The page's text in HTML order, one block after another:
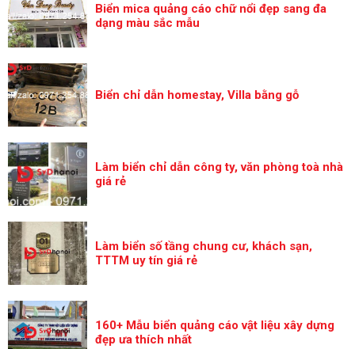
Biển mica quảng cáo chữ nổi đẹp sang đa
dạng màu sắc mẫu
Biển chỉ dẫn homestay, Villa bằng gỗ
Làm biển chỉ dẫn công ty, văn phòng toà nhà
giá rẻ
Làm biển số tầng chung cư, khách sạn,
TTTM uy tín giá rẻ
160+ Mẫu biển quảng cáo vật liệu xây dựng
đẹp ưa thích nhất